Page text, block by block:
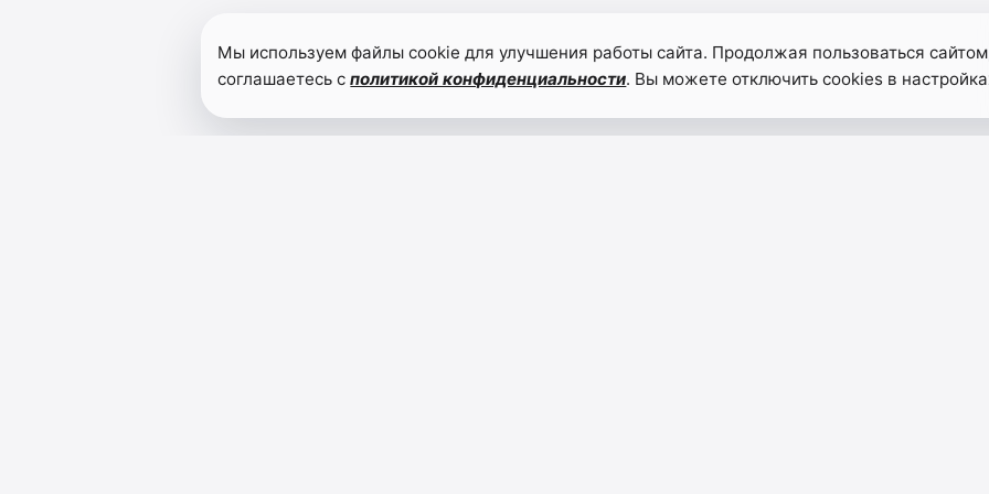
Мы используем файлы cookie для улучшения работы сайта. Продолжая пользоваться
соглашаетесь сполитикой конфиденциальности. Вы можете отключить cookies в